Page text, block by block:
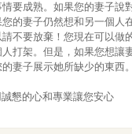
要成熟。如果您的妻子說
的妻子仍然想和另一個人
不要放棄！您現在可以做
打架。但是，如果您想讓
妻子展示她所缺少的東西。
懇的心和專業讓您安心